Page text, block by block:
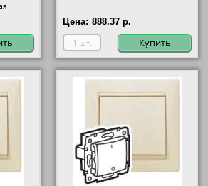
Цена: 888.37 р.
Купить